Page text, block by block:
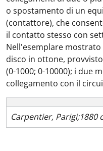
o spostamento di un
(contattore), che
il contatto stesso con
Nell'esemplare
disco in ottone,
(0-1000; 0-10000); i due
collegamento con il
Carpentier, Parigi;1880